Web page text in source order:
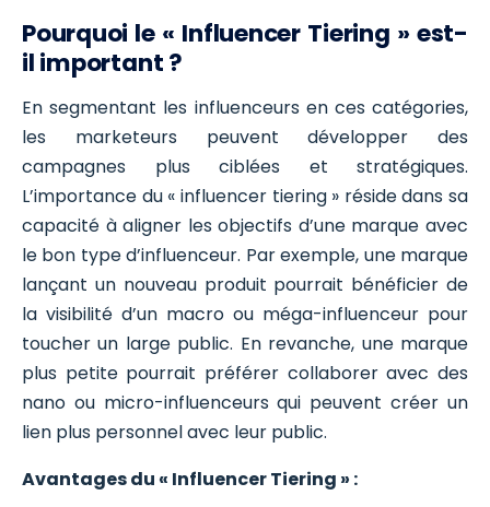
Pourquoi le « Influencer Tiering » est-
il important ?
En segmentant les influenceurs en ces catégories,
les marketeurs peuvent développer des
campagnes plus ciblées et stratégiques.
L’importance du « influencer tiering » réside dans sa
capacité à aligner les objectifs d’une marque avec
le bon type d’influenceur. Par exemple, une marque
lançant un nouveau produit pourrait bénéficier de
la visibilité d’un macro ou méga-influenceur pour
toucher un large public. En revanche, une marque
plus petite pourrait préférer collaborer avec des
nano ou micro-influenceurs qui peuvent créer un
lien plus personnel avec leur public.
Avantages du « Influencer Tiering » :